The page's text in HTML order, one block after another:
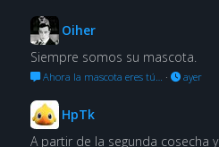
Oiher
Siempre somos su mascota.
Ahora la mascota eres tú… · ayer
HpTk
A partir de la segunda cosecha